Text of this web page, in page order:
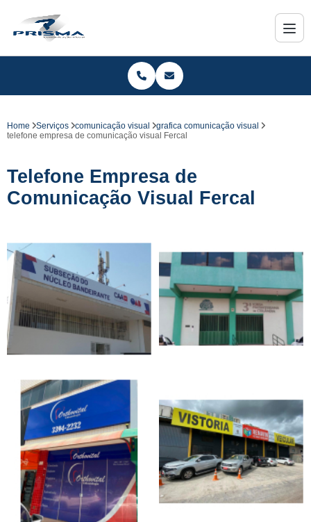
Home Serviços comunicação visual
grafica comunicação visual
telefone empresa de comunicação visual Fercal
Telefone Empresa de
Comunicação Visual Fercal